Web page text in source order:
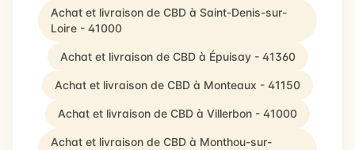
Achat et livraison de CBD à Saint-Denis-sur-
Loire - 41000
Achat et livraison de CBD à Épuisay - 41360
Achat et livraison de CBD à Monteaux - 41150
Achat et livraison de CBD à Villerbon - 41000
Achat et livraison de CBD à Monthou-sur-